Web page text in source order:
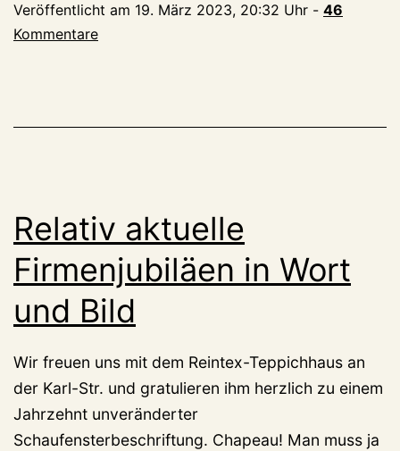
sprengt
Veröffentlicht am 19. März 2023, 20:32 Uhr - 46
Kommentare
Relativ aktuelle
Firmenjubiläen in Wort
und Bild
Wir freuen uns mit dem Reintex-Teppichhaus an
der Karl-Str. und gratulieren ihm herzlich zu einem
Jahrzehnt unveränderter
Schaufensterbeschriftung. Chapeau! Man muss ja